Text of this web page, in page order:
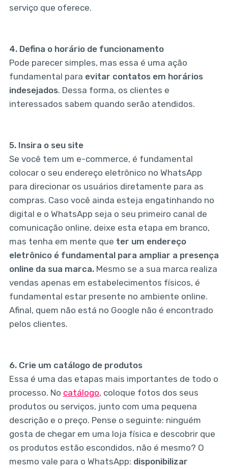
serviço que oferece.
4. Defina o horário de funcionamento
Pode parecer simples, mas essa é uma ação
fundamental para evitar contatos em horários
indesejados. Dessa forma, os clientes e
interessados sabem quando serão atendidos.
5. Insira o seu site
Se você tem um e-commerce, é fundamental
colocar o seu endereço eletrônico no WhatsApp
para direcionar os usuários diretamente para as
compras. Caso você ainda esteja engatinhando no
digital e o WhatsApp seja o seu primeiro canal de
comunicação online, deixe esta etapa em branco,
mas tenha em mente que ter um endereço
eletrônico é fundamental para ampliar a presença
online da sua marca.Mesmo se a sua marca realiza
vendas apenas em estabelecimentos físicos, é
fundamental estar presente no ambiente online.
Afinal, quem não está no Google não é encontrado
pelos clientes.
6. Crie um catálogo de produtos
Essa é uma das etapas mais importantes de todo o
processo. No catálogo, coloque fotos dos seus
produtos ou serviços, junto com uma pequena
descrição e o preço. Pense o seguinte: ninguém
gosta de chegar em uma loja física e descobrir que
os produtos estão escondidos, não é mesmo? O
mesmo vale para o WhatsApp: disponibilizar